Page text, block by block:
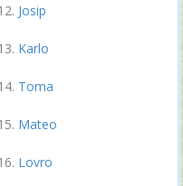
Josip
Karlo
Toma
Mateo
Lovro